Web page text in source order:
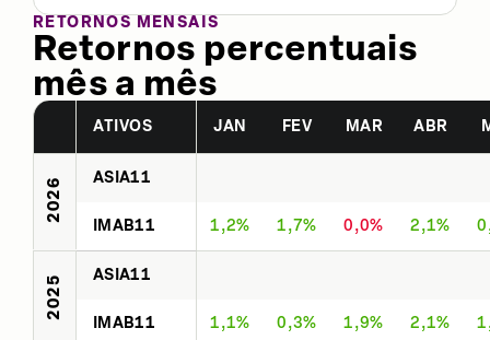
RETORNOS MENSAIS
Retornos percentuais
mês a mês
ATIVOS JAN FEV MAR ABR
2026 ASIA11
IMAB11 1,2% 1,7% 0,0% 2,1%
2025 ASIA11
IMAB11 1,1% 0,3% 1,9% 2,1%